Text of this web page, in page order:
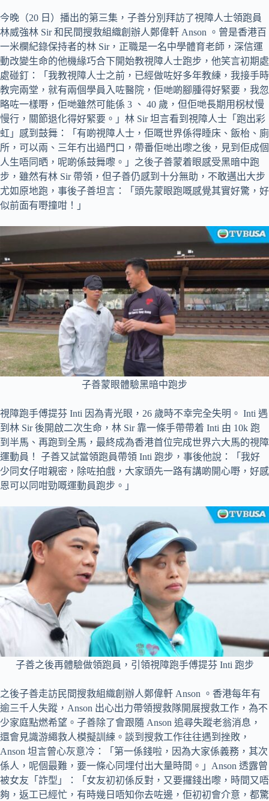
今晚（20 日）播出的第三集，子善分別拜訪了視障人士領跑員
林威強林 Sir 和民間搜救組織創辦人鄭偉軒 Anson 。曾是香港百
一米欄紀錄保持者的林 Sir，正職是一名中學體育老師，深信運
動改變生命的他機緣巧合下開始教視障人士跑步，他笑言初期處
處碰釘：「我教視障人士之前，已經做咗好多年教練，我接手時
教完兩堂，就有兩個學員入咗醫院，佢哋啲腳腫得好緊要，我忽
略咗一樣嘢，佢哋雖然可能係 3 、 40 歲，但佢哋長期用柺杖慢
慢行，關節退化得好緊要。」林 Sir 坦言看到視障人士「跑出彩
虹」感到鼓舞：「有啲視障人士，佢嘅世界係得睡床、飯枱、廁
所，可以兩、三年冇出過門口，帶番佢哋出嚟之後，見到佢成個
人生唔同晒，呢啲係鼓舞嚟。」之後子善蒙着眼感受黑暗中跑
步，雖然有林 Sir 帶領，但子善仍感到十分無助，不敢邁出大步
尤如原地跑，事後子善坦言：「頭先蒙眼跑嘅感覺其實好驚，好
似前面有嘢撞咁！」
子善蒙眼體驗黑暗中跑步
視障跑手傅提芬 Inti 因為青光眼，26 歲時不幸完全失明。 Inti 遇
到林 Sir 後開啟二次生命，林 Sir 靠一條手帶帶着 Inti 由 10k 跑
到半馬、再跑到全馬，最終成為香港首位完成世界六大馬的視障
運動員！ 子善又試當領跑員帶領 Inti 跑步，事後他說：「我好
少同女仔咁親密，除咗拍戲，大家頭先一路有講啲開心嘢，好感
恩可以同咁勁嘅運動員跑步。」
子善之後再體驗做領跑員，引領視障跑手傅提芬 Inti 跑步
之後子善走訪民間搜救組織創辦人鄭偉軒 Anson 。香港每年有
逾三千人失蹤，Anson 出心出力帶領搜救隊開展搜救工作，為不
少家庭點燃希望。子善除了會跟隨 Anson 追尋失蹤老翁消息，
還會見識游繩救人模擬訓練。談到搜救工作往往遇到挫敗，
Anson 坦言曾心灰意冷：「第一係錢啦，因為大家係義務，其次
係人，呢個最難，要一條心同埋付出大量時間。」Anson 透露曾
被女友「詐型」：「女友初初係反對，又要攞錢出嚟，時間又唔
夠，返工已經忙，有時幾日唔知你去咗邊，佢初初會介意，都驚